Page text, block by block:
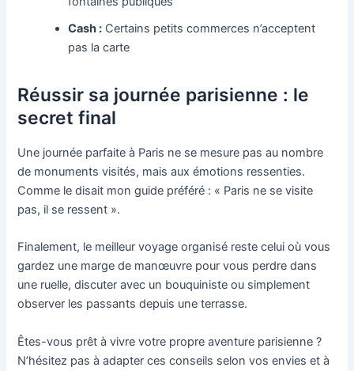
Cash : Certains petits commerces n’acceptent
pas la carte
Réussir sa journée parisienne : le
secret final
Une journée parfaite à Paris ne se mesure pas au nombre
de monuments visités, mais aux émotions ressenties.
Comme le disait mon guide préféré : « Paris ne se visite
pas, il se ressent ».
Finalement, le meilleur voyage organisé reste celui où vous
gardez une marge de manœuvre pour vous perdre dans
une ruelle, discuter avec un bouquiniste ou simplement
observer les passants depuis une terrasse.
Êtes-vous prêt à vivre votre propre aventure parisienne ?
N’hésitez pas à adapter ces conseils selon vos envies et à